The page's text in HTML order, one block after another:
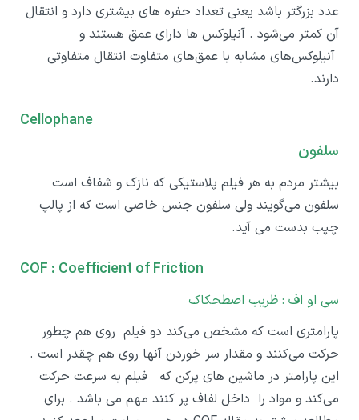
عدد بزرگتر باشد یعنی تعداد حفره های بیشتری دارد و انتقال
آن کمتر می‌شود . آنیلوکس ها دارای عمق هستند و
آنیلوکس‌های مشابه با عمق‌های متفاوت انتقال متفاوتی
دارند.
Cellophane
سلفون
بیشتر مردم به هر فیلم پلاستیکی که نازک و شفاف است
سلفون می‌گویند ولی سلفون جنس خاصی است که از پالپ
چپب بدست می آید.
COF : Coefficient of Friction
سی او اف : ظریب اصطحکاک
پارامتری است که مشخص می‌کند دو فیلم روی هم چطور
حرکت می‌کنند و مقدار سر خوردن آنها روی هم چقدر است .
این پارامتر در ماشین های پرکن که فیلم به سرعت حرکت
می‌کند و مواد را داخل لفاف پر کنند مهم می باشد . برای